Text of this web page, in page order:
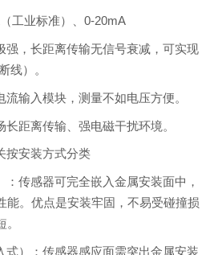
工业标准）、0-20mA
强，长距离传输无信号衰减，可实现
线）。
输入模块，测量不如电压方便。
距离传输、强电磁干扰环境。
按安装方式分类
：传感器可完全嵌入金属安装面中，
能。优点是安装牢固，不易受碰撞损
式）：传感器感应面需突出金属安装